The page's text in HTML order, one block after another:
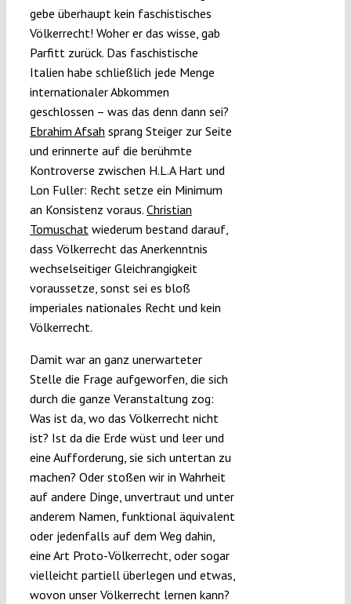
gebe überhaupt kein faschistisches
Völkerrecht! Woher er das wisse, gab
Parfitt zurück. Das faschistische
Italien habe schließlich jede Menge
internationaler Abkommen
geschlossen – was das denn dann sei?
Ebrahim Afsah sprang Steiger zur Seite
und erinnerte auf die berühmte
Kontroverse zwischen H.L.A Hart und
Lon Fuller: Recht setze ein Minimum
an Konsistenz voraus. Christian
Tomuschatwiederum bestand darauf,
dass Völkerrecht das Anerkenntnis
wechselseitiger Gleichrangigkeit
voraussetze, sonst sei es bloß
imperiales nationales Recht und kein
Völkerrecht.
Damit war an ganz unerwarteter
Stelle die Frage aufgeworfen, die sich
durch die ganze Veranstaltung zog:
Was ist da, wo das Völkerrecht nicht
ist? Ist da die Erde wüst und leer und
eine Aufforderung, sie sich untertan zu
machen? Oder stoßen wir in Wahrheit
auf andere Dinge, unvertraut und unter
anderem Namen, funktional äquivalent
oder jedenfalls auf dem Weg dahin,
eine Art Proto-Völkerrecht, oder sogar
vielleicht partiell überlegen und etwas,
wovon unser Völkerrecht lernen kann?